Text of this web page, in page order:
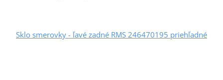
Sklo smerovky - ľavé zadné RMS 246470195 priehľadné